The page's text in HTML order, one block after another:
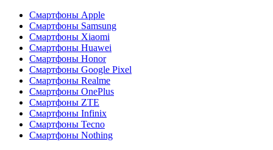
Смартфоны Apple
Смартфоны Samsung
Смартфоны Xiaomi
Смартфоны Huawei
Смартфоны Honor
Смартфоны Google Pixel
Смартфоны Realme
Смартфоны OnePlus
Смартфоны ZTE
Смартфоны Infinix
Смартфоны Tecno
Смартфоны Nothing